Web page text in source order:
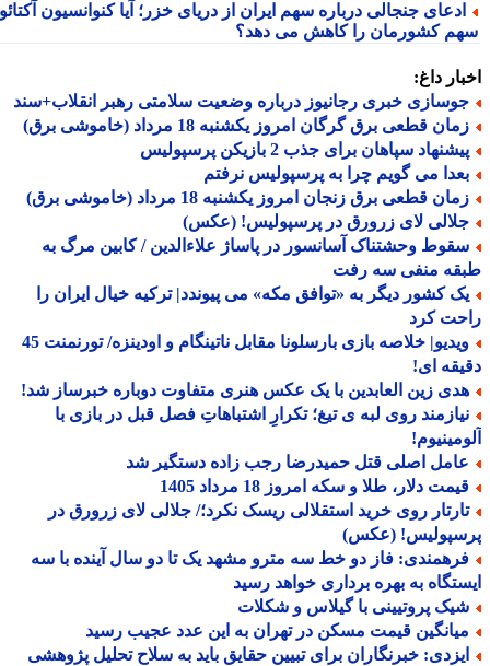
جنجالی درباره سهم ایران از دریای خزر؛ آیا کنوانسیون آکتائو
کشورمان را کاهش می دهد؟
داغ:
خبری رجانیوز درباره وضعیت سلامتی رهبر انقلاب+سند
قطعی برق گرگان امروز یکشنبه 18 مرداد (خاموشی برق)
سپاهان برای جذب 2 بازیکن پرسپولیس
می گویم چرا به پرسپولیس نرفتم
قطعی برق زنجان امروز یکشنبه 18 مرداد (خاموشی برق)
لای زرورق در پرسپولیس! (عکس)
وحشتناک آسانسور در پاساژ علاءالدین / کابین مرگ به
منفی سه رفت
کشور دیگر به «توافق مکه» می پیوندد| ترکیه خیال ایران را
کرد
ویدیو| خلاصه بازی بارسلونا مقابل ناتینگام و اودینزه/ تورنمنت 45
ای!
زین العابدین با یک عکس هنری متفاوت دوباره خبرساز شد!
روی لبه ی تیغ؛ تکرارِ اشتباهاتِ فصل قبل در بازی با
اصلی قتل حمیدرضا رجب زاده دستگیر شد
دلار، طلا و سکه امروز 18 مرداد 1405
روی خرید استقلالی ریسک نکرد؛/ جلالی لای زرورق در
(عکس)
فاز دو خط سه مترو مشهد یک تا دو سال آینده با سه
به بهره برداری خواهد رسید
پروتیینی با گیلاس و شکلات
قیمت مسکن در تهران به این عدد عجیب رسید
خبرنگاران برای تبیین حقایق باید به سلاح تحلیل پژوهشی